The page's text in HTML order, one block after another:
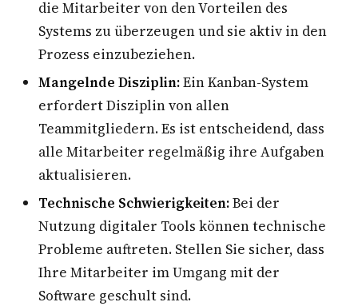
die Mitarbeiter von den Vorteilen des
Systems zu überzeugen und sie aktiv in den
Prozess einzubeziehen.
Mangelnde Disziplin:Ein Kanban-System
erfordert Disziplin von allen
Teammitgliedern. Es ist entscheidend, dass
alle Mitarbeiter regelmäßig ihre Aufgaben
aktualisieren.
Technische Schwierigkeiten:Bei der
Nutzung digitaler Tools können technische
Probleme auftreten. Stellen Sie sicher, dass
Ihre Mitarbeiter im Umgang mit der
Software geschult sind.